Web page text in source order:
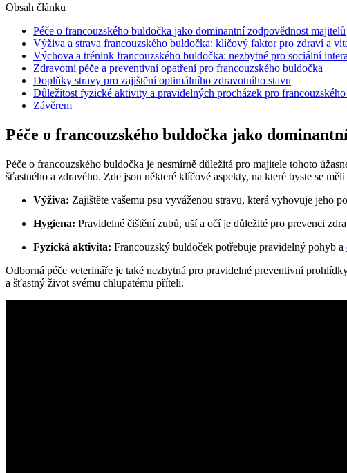
Obsah článku
Péče o francouzského buldočka jako dominantní zodpovědnost majitelů
Výživa a strava francouzského buldočka: klíčový faktor pro zdraví a
Výchova a trénink francouzského buldočka: nezbytné pro sociální
Zdravotní péče a preventivní opatření pro francouzského buldočka
Doplňky stravy pro zajištění optimálního zdravotního stavu
Důležitost fyzické aktivity a pravidelných procházek pro
Závěrem
Péče o francouzského buldočka jako
Péče o francouzského buldočka je nesmírně důležitá pro majitele tohoto
šťastného a zdravého. Zde jsou některé klíčové aspekty, na které byste se měli
Výživa: Zajištěte vašemu psu vyváženou stravu, která vyhovuje jeho
Hygiena: Pravidelné čištění zubů, uší a očí je důležité pro prevenci
Fyzická aktivita: Francouzský buldoček potřebuje pravidelný pohyb a
Odborná péče veterináře je také nezbytná pro pravidelné preventivní
a šťastný život svému chlupatému příteli.